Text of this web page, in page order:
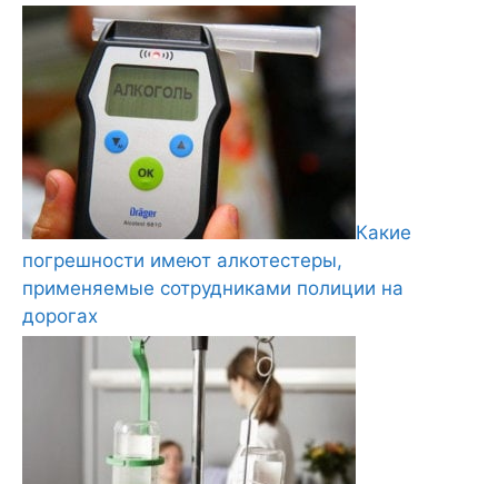
Какие
погрешности имеют алкотестеры,
применяемые сотрудниками полиции на
дорогах